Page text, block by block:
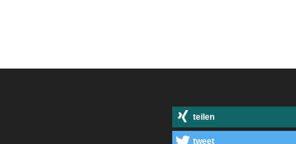
teilen
tweet